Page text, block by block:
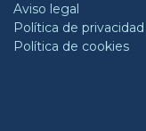
Aviso legal
Política de privacidad
Política de cookies